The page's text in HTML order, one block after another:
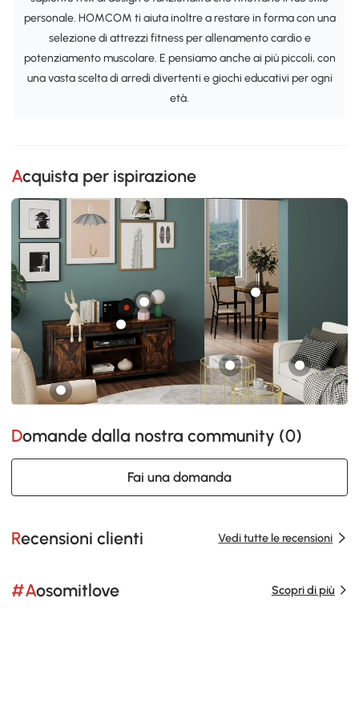
personale. HOMCOM ti aiuta inoltre a restare in forma con una
selezione di attrezzi fitness per allenamento cardio e
potenziamento muscolare. E pensiamo anche ai più piccoli, con
una vasta scelta di arredi divertenti e giochi educativi per ogni
età.
Acquista per ispirazione
Domande dalla nostra community (0)
Fai una domanda
Recensioni clienti Vedi tutte le recensioni
#Aosomitlove Scopri di più